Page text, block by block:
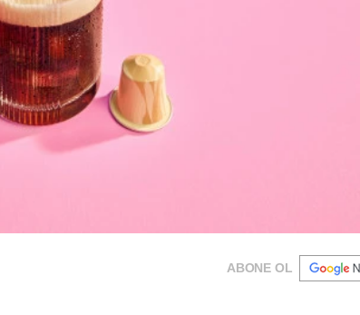
ABONE OL